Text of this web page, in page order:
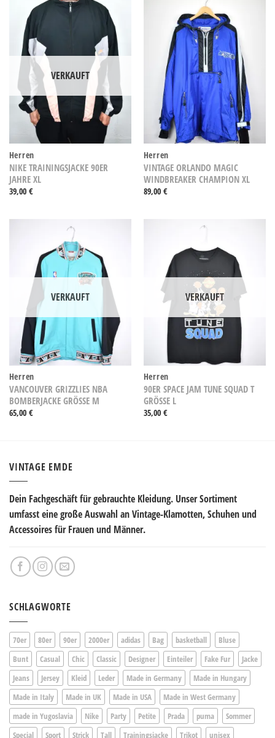
VERKAUFT
Herren
NIKE TRAININGSJACKE 90ER
JAHRE XL
39,00 €
Herren
VINTAGE ORLANDO MAGIC
WINDBREAKER CHAMPION XL
89,00 €
VERKAUFT
Herren
VANCOUVER GRIZZLIES NBA
BOMBERJACKE GRÖSSE M
65,00 €
VERKAUFT
Herren
90ER SPACE JAM TUNE SQUAD T
GRÖSSE L
35,00 €
VINTAGE EMDE
Dein Fachgeschäft für gebrauchte Kleidung. Unser Sortiment
umfasst eine große Auswahl an Vintage-Klamotten, Schuhen und
Accessoires für Frauen und Männer.
SCHLAGWORTE
70er 80er 90er 2000er adidas Bag basketball
Bluse
Bunt
Casual Chic Classic Designer Einteiler Fake Fur
Jacke
Jeans
Jersey Kleid Leder Made in Germany
Made in Hungary
Made in Italy
Made in UK Made in USA
Made in West Germany
made in Yugoslavia
Nike Party Petite Prada puma
Sommer
Special
Sport Strick Tall Trainingsjacke Trikot unisex